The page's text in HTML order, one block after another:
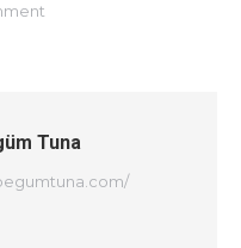
Tuna